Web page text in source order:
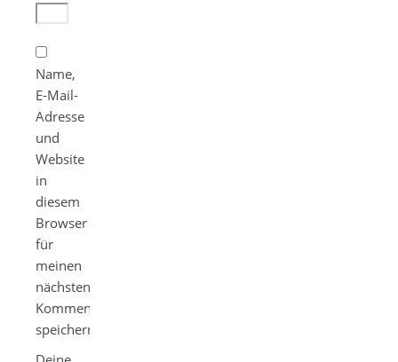
Name,
E-Mail-
Adresse
und
Website
in
diesem
Browser
für
meinen
nächsten
Kommentar
speichern.